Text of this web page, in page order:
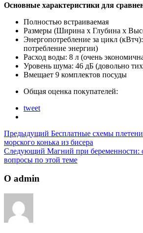
Основные характеристики для
Полностью встраиваемая
Размеры (Ширина х Глубина х
Энергопотребление за цикл
потребление энергии)
Расход воды: 8 л (очень
Уровень шума: 46 дБ (довольно
Вмещает 9 комплектов посуды
Общая оценка покупателей:
tweet
Предыдущий Бесплатные схемы
морского конька из бисера
Следующий Магний при беременности:
вопросы по этой теме
О admin